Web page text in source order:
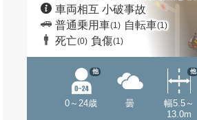
車両相互 小破事故
普通乗用車(1) 自転車(1)
死亡(0) 負傷(1)
0～24歳
他
曇
幅5.5～
13.0m
他